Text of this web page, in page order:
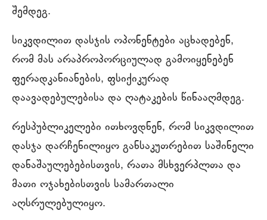
შემდეგ.
სიკვდილით დასჯის ოპონენტები აცხადებენ,
რომ მას არაპროპორციულად გამოიყენებენ
ფერადკანიანების, ფსიქიკურად
დაავადებულებისა და ღატაკების წინააღმდეგ.
რესპუბლიკელები ითხოვდნენ, რომ სიკვდილით
დასჯა დარჩენილიყო განსაკუთრებით საშინელი
დანაშაულებებისთვის, რათა მსხვერპლთა და
მათი ოჯახებისთვის სამართალი
აღსრულებულიყო.